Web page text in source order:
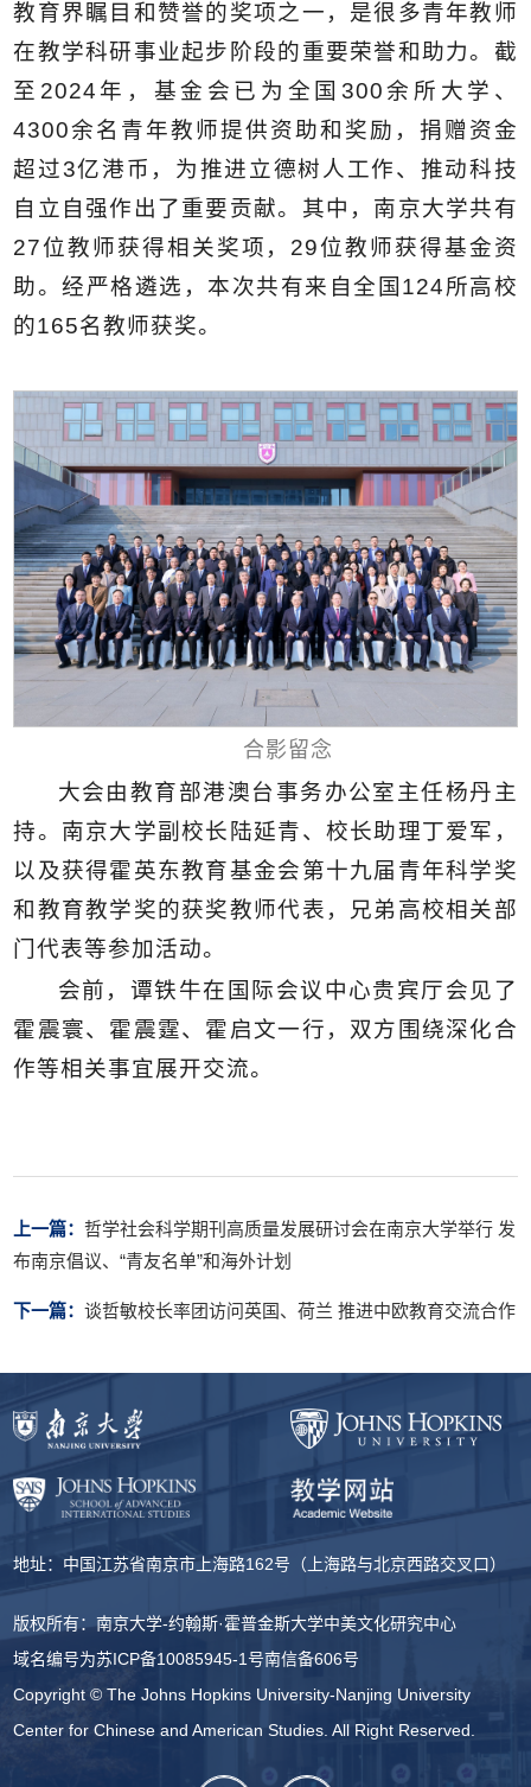
教育界瞩目和赞誉的奖项之一，是很多青年教师
在教学科研事业起步阶段的重要荣誉和助力。截
至2024年，基金会已为全国300余所大学、
4300余名青年教师提供资助和奖励，捐赠资金
超过3亿港币，为推进立德树人工作、推动科技
自立自强作出了重要贡献。其中，南京大学共有
27位教师获得相关奖项，29位教师获得基金资
助。经严格遴选，本次共有来自全国124所高校
的165名教师获奖。
合影留念
大会由教育部港澳台事务办公室主任杨丹主
持。南京大学副校长陆延青、校长助理丁爱军，
以及获得霍英东教育基金会第十九届青年科学奖
和教育教学奖的获奖教师代表，兄弟高校相关部
门代表等参加活动。
会前，谭铁牛在国际会议中心贵宾厅会见了
霍震寰、霍震霆、霍启文一行，双方围绕深化合
作等相关事宜展开交流。
上一篇：哲学社会科学期刊高质量发展研讨会在南京大学举行 发
布南京倡议、“青友名单”和海外计划
下一篇：谈哲敏校长率团访问英国、荷兰 推进中欧教育交流合作
地址：中国江苏省南京市上海路162号（上海路与北京西路交叉口）
版权所有：南京大学-约翰斯·霍普金斯大学中美文化研究中心
域名编号为苏ICP备10085945-1号南信备606号
Copyright © The Johns Hopkins University-Nanjing University
Center for Chinese and American Studies. All Right Reserved.